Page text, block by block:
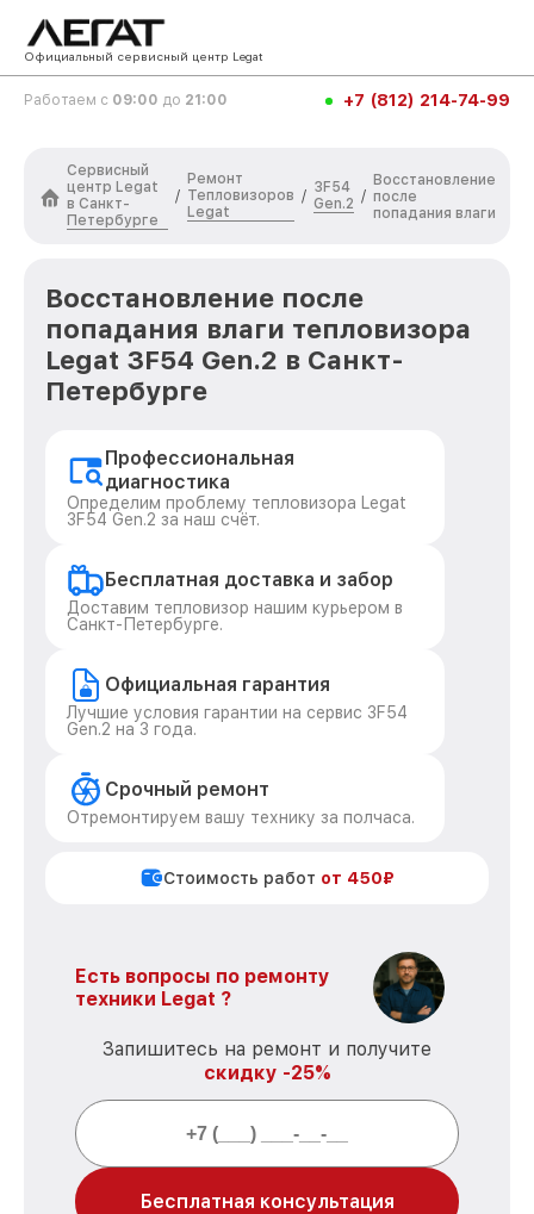
Официальный сервисный центр Legat
Работаем с 09:00 до 21:00 +7 (812) 214-74-99
Сервисный
центр Legat
в Санкт-
Петербурге
/
Ремонт
Тепловизоров
Legat
/
3F54
Gen.2 /
Восстановление
после
попадания влаги
Восстановление после
попадания влаги тепловизора
Legat 3F54 Gen.2 в Санкт-
Петербурге
Профессиональная
диагностика
Определим проблему тепловизора Legat
3F54 Gen.2 за наш счёт.
Бесплатная доставка и забор
Доставим тепловизор нашим курьером в
Санкт-Петербурге.
Официальная гарантия
Лучшие условия гарантии на сервис 3F54
Gen.2 на 3 года.
Срочный ремонт
Отремонтируем вашу технику за полчаса.
Стоимость работ от 450₽
Есть вопросы по ремонту
техники Legat ?
Запишитесь на ремонт и получите
скидку -25%
Бесплатная консультация